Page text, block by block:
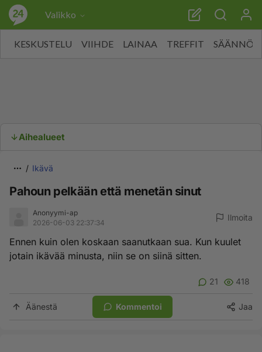
Valikko
KESKUSTELU VIIHDE LAINAA TREFFIT SÄÄNNÖT
Aihealueet
Ikävä
Pahoun pelkään että menetän sinut
Anonyymi-ap
2026-06-03 22:37:34
Ilmoita
Ennen kuin olen koskaan saanutkaan sua. Kun kuulet
jotain ikävää minusta, niin se on siinä sitten.
21 418
Äänestä Kommentoi Jaa